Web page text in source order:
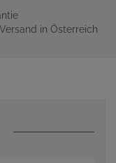
in Österreich